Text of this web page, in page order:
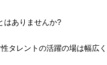
はありませんか?
タレントの活躍の場は幅広